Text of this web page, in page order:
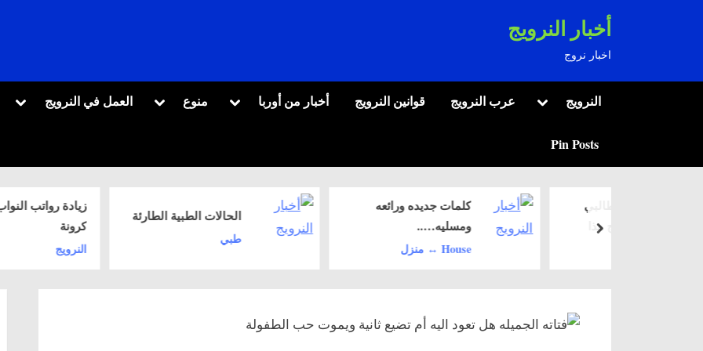
أخبار النرويج
اخبار نروج
النرويج Toggleعرب النرويج قوانين النرويج أخبار من أوربا Toggleمنوع Toggle
Toggle
العمل في النرويج
Pin Posts
كلمات جديده ورائعه
ومسليه…..
‏الحالات الطبية الطارئة
طبي
كرونة
next